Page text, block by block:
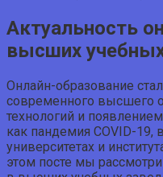
Актуальность
высших
Онлайн-образование
современного высшего
технологий и
как пандемия COVID-19,
университетах и
этом посте мы